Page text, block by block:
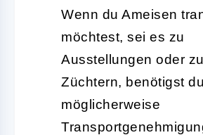
Wenn du Ameisen
möchtest, sei es zu
Ausstellungen oder
Züchtern, benötigst du
möglicherweise